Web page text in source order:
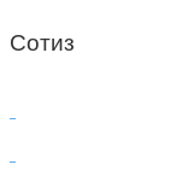
Сотиз